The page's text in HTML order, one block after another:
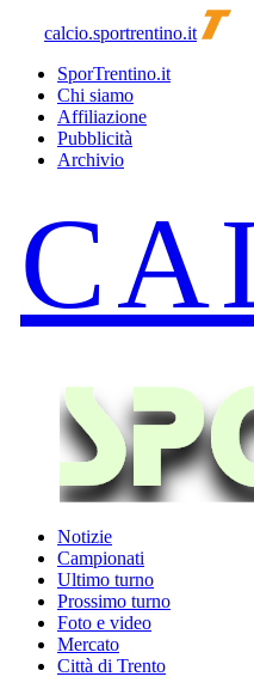
calcio.sportrentino.it
SporTrentino.it
Chi siamo
Affiliazione
Pubblicità
Archivio
Notizie
Campionati
Ultimo turno
Prossimo turno
Foto e video
Mercato
Città di Trento